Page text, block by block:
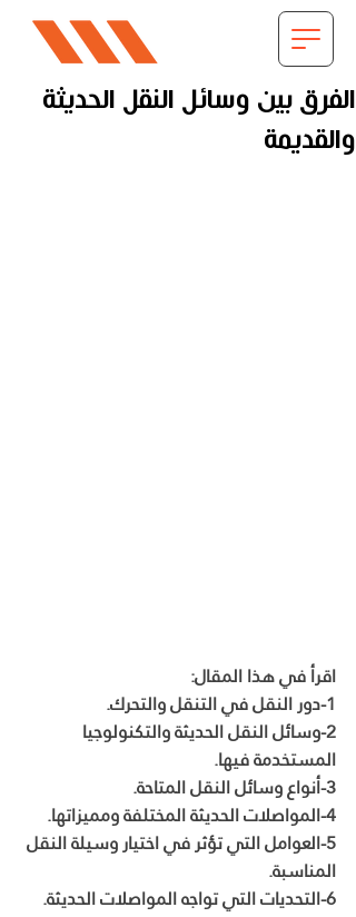
الفرق بين وسائل النقل الحديثة
والقديمة
اقرأ في هذا المقال:
1-دور النقل في التنقل والتحرك.
2-وسائل النقل الحديثة والتكنولوجيا
المستخدمة فيها.
3-أنواع وسائل النقل المتاحة.
4-المواصلات الحديثة المختلفة ومميزاتها.
5-العوامل التي تؤثر في اختيار وسيلة النقل
المناسبة.
6-التحديات التي تواجه المواصلات الحديثة.